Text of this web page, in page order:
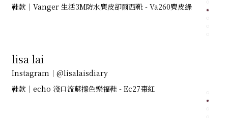
鞋款｜Vanger 生活3M防水麂皮卻爾西靴 - Va260麂皮綠
lisa lai
Instagram｜@lisalaisdiary
鞋款｜echo 淺口流蘇擦色樂福鞋 - Ec27棗紅